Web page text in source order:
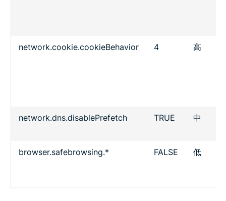
network.cookie.cookieBehavior 4 高
network.dns.disablePrefetch TRUE 中
browser.safebrowsing.* FALSE 低